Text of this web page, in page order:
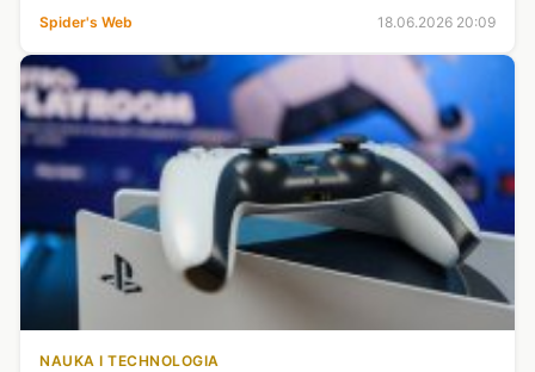
Spider's Web
18.06.2026 20:09
NAUKA I TECHNOLOGIA